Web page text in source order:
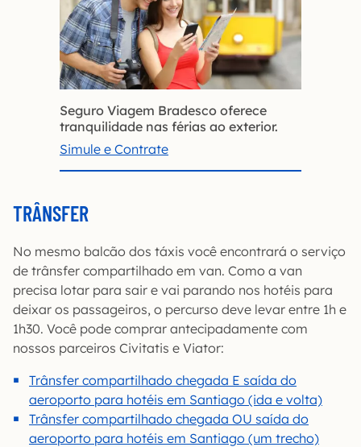
Seguro Viagem Bradesco oferece
tranquilidade nas férias ao exterior.
Simule e Contrate
TRÂNSFER
No mesmo balcão dos táxis você encontrará o serviço
de trânsfer compartilhado em van. Como a van
precisa lotar para sair e vai parando nos hotéis para
deixar os passageiros, o percurso deve levar entre 1h e
1h30. Você pode comprar antecipadamente com
nossos parceiros Civitatis e Viator:
Trânsfer compartilhado chegada E saída do
aeroporto para hotéis em Santiago (ida e volta)
Trânsfer compartilhado chegada OU saída do
aeroporto para hotéis em Santiago (um trecho)